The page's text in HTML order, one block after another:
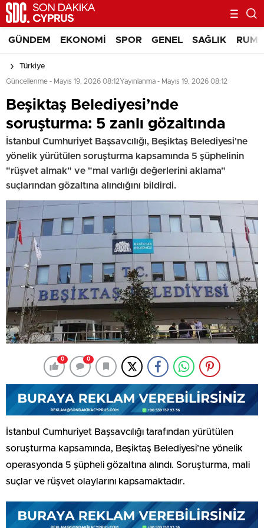
GÜNDEM EKONOMI SPOR GENEL SAĞLIK RUM
Türkiye
Güncellenme - Mayıs 19, 2026 08:12Yayınlanma - Mayıs 19, 2026 08:12
Beşiktaş Belediyesi’nde
soruşturma: 5 zanlı gözaltında
İstanbul Cumhuriyet Başsavcılığı, Beşiktaş Belediyesi'ne
yönelik yürütülen soruşturma kapsamında 5 şüphelinin
"rüşvet almak" ve "mal varlığı değerlerini aklama"
suçlarından gözaltına alındığını bildirdi.
0 0
İstanbul Cumhuriyet Başsavcılığı tarafından yürütülen
soruşturma kapsamında, Beşiktaş Belediyesi’ne yönelik
operasyonda 5 şüpheli gözaltına alındı. Soruşturma, mali
suçlar ve rüşvet olaylarını kapsamaktadır.